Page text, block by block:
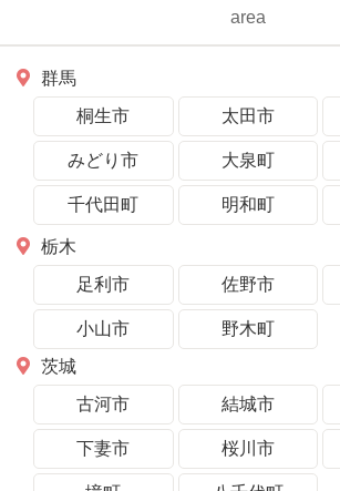
area
群馬
桐生市
太田市
みどり市 大泉町
千代田町 明和町
栃木
足利市
佐野市
小山市
野木町
茨城
古河市
結城市
下妻市 桜川市